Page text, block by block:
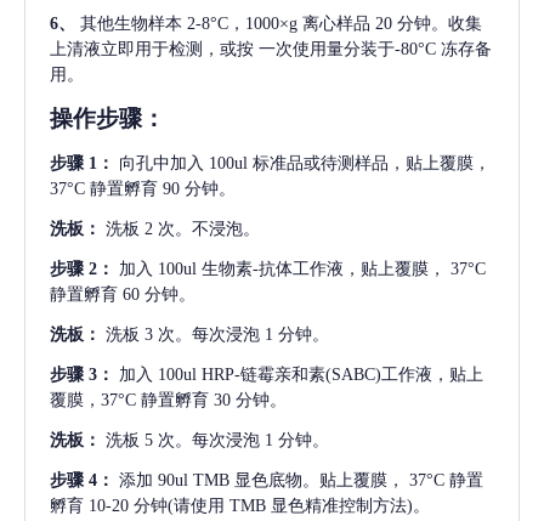
6、 其他生物样本 2-8°C，1000×g 离心样品 20 分钟。收集
上清液立即用于检测，或按 一次使用量分装于-80°C 冻存备
用。
操作步骤：
步骤 1： 向孔中加入 100ul 标准品或待测样品，贴上覆膜，
37°C 静置孵育 90 分钟。
洗板： 洗板 2 次。不浸泡。
步骤 2： 加入 100ul 生物素-抗体工作液，贴上覆膜， 37°C
静置孵育 60 分钟。
洗板： 洗板 3 次。每次浸泡 1 分钟。
步骤 3： 加入 100ul HRP-链霉亲和素(SABC)工作液，贴上
覆膜，37°C 静置孵育 30 分钟。
洗板： 洗板 5 次。每次浸泡 1 分钟。
步骤 4： 添加 90ul TMB 显色底物。贴上覆膜， 37°C 静置
孵育 10-20 分钟(请使用 TMB 显色精准控制方法)。